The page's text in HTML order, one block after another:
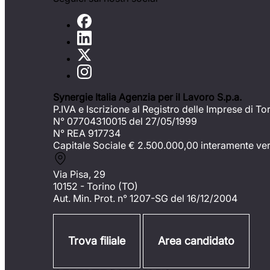
Synergie Italia Agenzia per il Lavoro S.p.a.
P.IVA e Iscrizione al Registro delle Imprese di
N° 07704310015 del 27/05/1999
N° REA 917734
Capitale Sociale € 2.500.000,00 interamente
Via Pisa, 29
10152 - Torino (TO)
Aut. Min. Prot. n° 1207-SG del 16/12/2004
Trova filiale Area candidato